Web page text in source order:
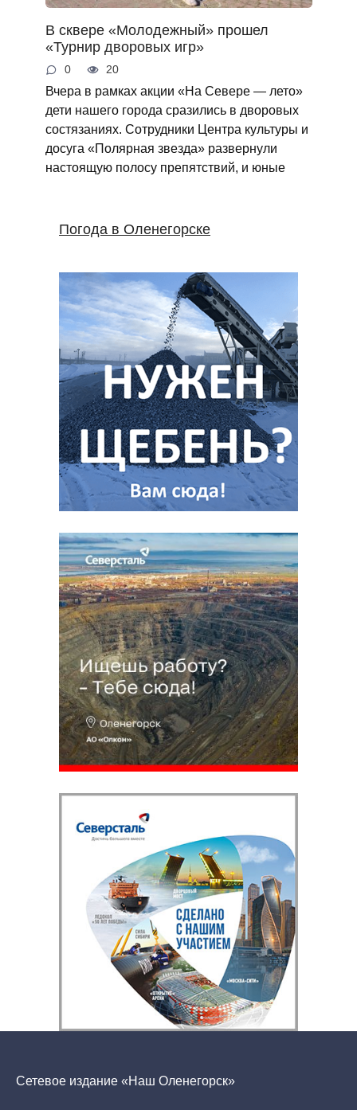
В сквере «Молодежный» прошел
«Турнир дворовых игр»
0 20
Вчера в рамках акции «На Севере — лето»
дети нашего города сразились в дворовых
состязаниях. Сотрудники Центра культуры и
досуга «Полярная звезда» развернули
настоящую полосу препятствий, и юные
Погода в Оленегорске
Сетевое издание «Наш Оленегорск»